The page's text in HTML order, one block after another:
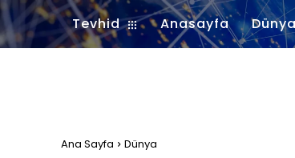
Tevhid Anasayfa Dünya
Ana Sayfa Dünya